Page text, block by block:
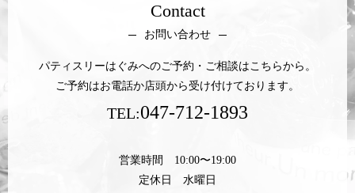
Contact
お問い合わせ
パティスリーはぐみへのご予約・ご相談はこちらから。
ご予約はお電話か店頭から受け付けております。
TEL:047-712-1893
営業時間 10:00〜19:00
定休日 水曜日